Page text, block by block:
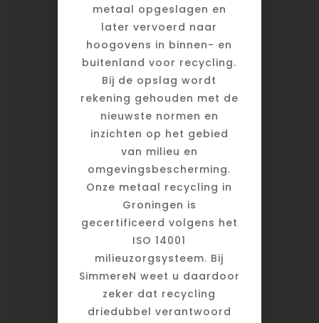
metaal opgeslagen en
later vervoerd naar
hoogovens in binnen- en
buitenland voor recycling.
Bij de opslag wordt
rekening gehouden met de
nieuwste normen en
inzichten op het gebied
van milieu en
omgevingsbescherming.
Onze metaal recycling in
Groningen is
gecertificeerd volgens het
ISO 14001
milieuzorgsysteem. Bij
SimmereN weet u daardoor
zeker dat recycling
driedubbel verantwoord